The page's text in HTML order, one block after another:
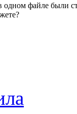
файле были